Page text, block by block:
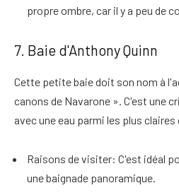
propre ombre, car il y a peu de
7. Baie d'Anthony Quinn
Cette petite baie doit son nom à
canons de Navarone ». C'est une
avec une eau parmi les plus claires
Raisons de visiter: C'est idéal
une baignade panoramique.